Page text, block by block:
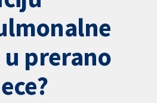
prerano